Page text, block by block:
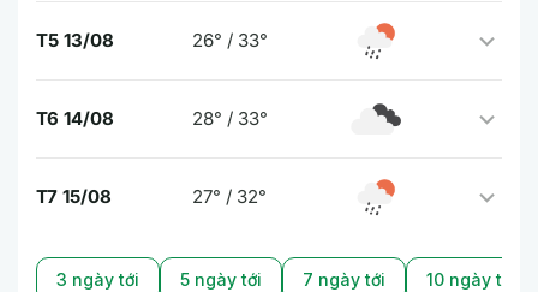
T5 13/08 26° / 33°
T6 14/08 28° / 33°
T7 15/08 27° / 32°
3 ngày tới 5 ngày tới 7 ngày tới 10 ngày tới